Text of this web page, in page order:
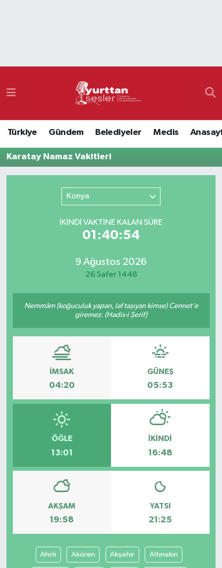
Türkiye Gündem Belediyeler Meclis
Karatay Namaz Vakitleri
Konya
İKINDI VAKTİNE KALAN SÜRE
01:40:54
9 Ağustos 2026
26 Safer 1448
Nemmâm (koğuculuk yapan, laf taşıyan kimse) Cennet’e
giremez. (Hadis-i Şerif)
İMSAK
04:20
GÜNEŞ
05:53
ÖĞLE
13:01
İKINDI
16:48
AKŞAM
19:58
YATSI
21:25
Ahırlı Akören Akşehir Altınekin
Namaz Vakitleri
Süper Lig Puan Durumu ve Fikstür
Son Dakika Haberleri